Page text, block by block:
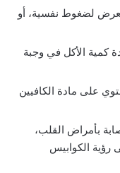
لضغوط نفسية، أو
كمية الأكل في وجبة
على مادة الكافيين
بأمراض القلب،
رؤية الكوابيس